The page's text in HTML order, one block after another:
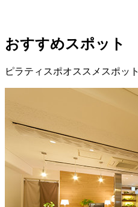
おすすめスポット
ピラティスポオススメスポット